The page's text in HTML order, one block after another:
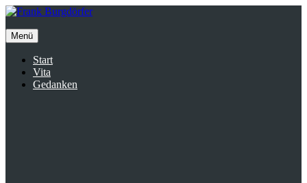
Inhalte
Menü
Start
Vita
Gedanken